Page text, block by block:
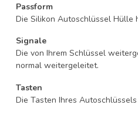
Passform
Die Silikon Autoschlüssel Hülle
Signale
Die von Ihrem Schlüssel
normal weitergeleitet.
Tasten
Die Tasten Ihres